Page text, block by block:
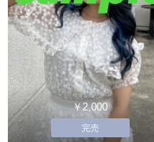
￥2,000
完売